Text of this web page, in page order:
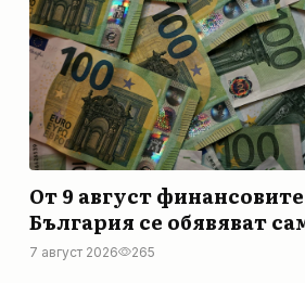
От 9 август
България се обявяват
7 август 2026 265